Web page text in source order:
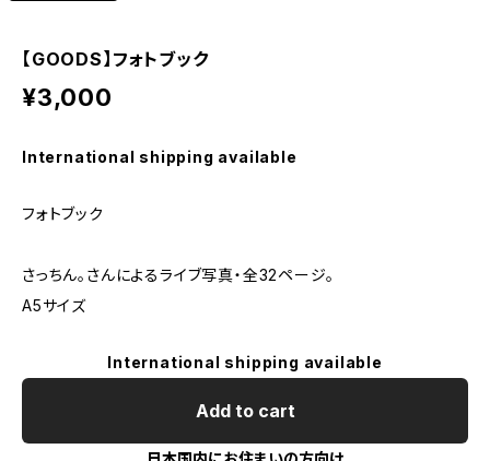
【GOODS】フォトブック
¥3,000
International shipping available
フォトブック
さっちん。さんによるライブ写真・全32ページ。
A5サイズ
International shipping available
Add to cart